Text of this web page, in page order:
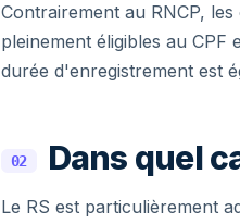
Contrairement au RNCP,
pleinement éligibles au
durée d'enregistrement est
02 Dans quel
Le RS est particulièrement